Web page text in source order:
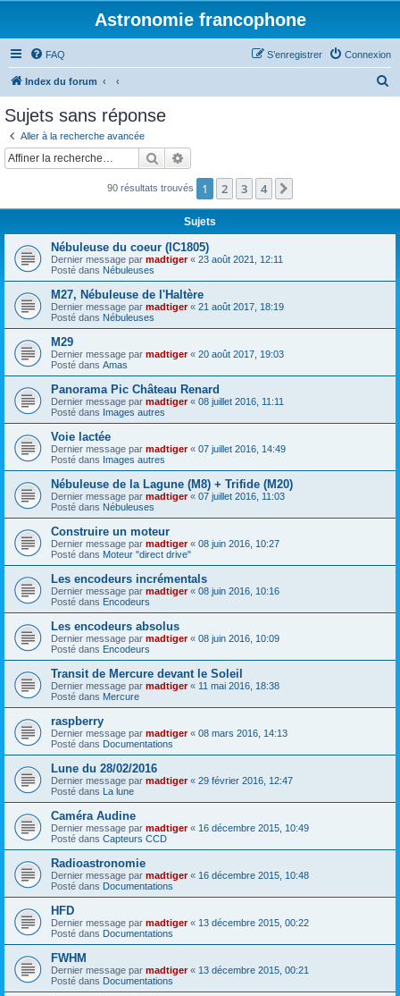
Astronomie francophone
FAQ Connexion
S’enregistrer
Index du forum
c
Sujets sans réponse
Aller à la recherche avancée
Rechercher
90 résultats trouvés 1 2 3 4
Sujets
Nébuleuse du coeur (IC1805)
Dernier message par madtiger« 23 août 2021, 12:11
Posté dans Nébuleuses
M27, Nébuleuse de l'Haltère
Dernier message par madtiger« 21 août 2017, 18:19
Posté dans Nébuleuses
M29
Dernier message par madtiger« 20 août 2017, 19:03
Posté dans Amas
Panorama Pic Château Renard
Dernier message par madtiger« 08 juillet 2016, 11:11
Posté dans Images autres
Voie lactée
Dernier message par madtiger« 07 juillet 2016, 14:49
Posté dans Images autres
Nébuleuse de la Lagune (M8) + Trifide (M20)
Dernier message par madtiger« 07 juillet 2016, 11:03
Posté dans Nébuleuses
Construire un moteur
Dernier message par madtiger« 08 juin 2016, 10:27
Posté dans Moteur "direct drive"
Les encodeurs incrémentals
Dernier message par madtiger« 08 juin 2016, 10:16
Posté dans Encodeurs
Les encodeurs absolus
Dernier message par madtiger« 08 juin 2016, 10:09
Posté dans Encodeurs
Transit de Mercure devant le Soleil
Dernier message par madtiger« 11 mai 2016, 18:38
Posté dans Mercure
raspberry
Dernier message par madtiger« 08 mars 2016, 14:13
Posté dans Documentations
Lune du 28/02/2016
Dernier message par madtiger« 29 février 2016, 12:47
Posté dans La lune
Caméra Audine
Dernier message par madtiger« 16 décembre 2015, 10:49
Posté dans Capteurs CCD
Radioastronomie
Dernier message par madtiger« 16 décembre 2015, 10:48
Posté dans Documentations
HFD
Dernier message par madtiger« 13 décembre 2015, 00:22
Posté dans Documentations
FWHM
Dernier message par madtiger« 13 décembre 2015, 00:21
Posté dans Documentations